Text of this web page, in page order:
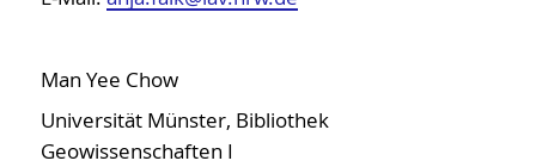
Man Yee Chow
Universität Münster, Bibliothek
Geowissenschaften I